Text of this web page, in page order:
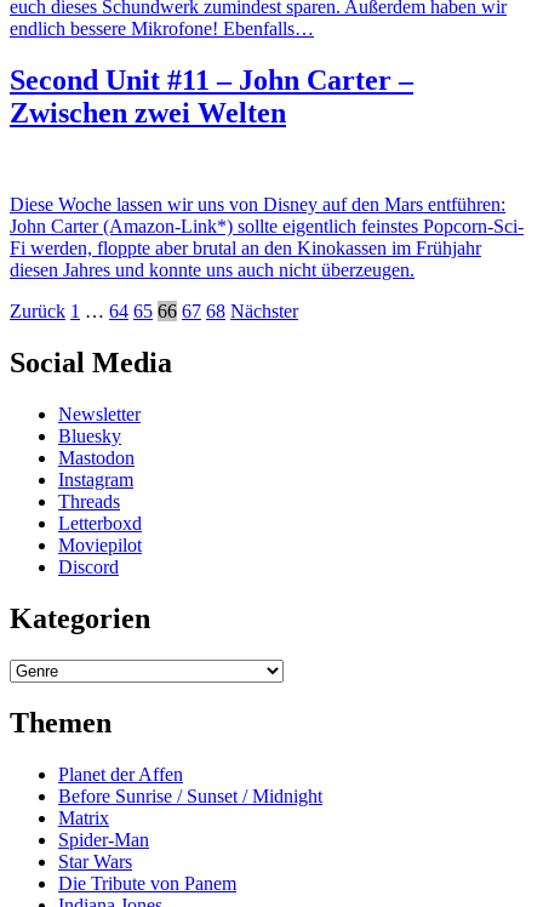
euch dieses Schundwerk zumindest sparen. Außerdem haben wir
endlich bessere Mikrofone! Ebenfalls…
Second Unit #11 – John Carter –
Zwischen zwei Welten
Diese Woche lassen wir uns von Disney auf den Mars entführen:
John Carter (Amazon-Link*) sollte eigentlich feinstes Popcorn-Sci-
Fi werden, floppte aber brutal an den Kinokassen im Frühjahr
diesen Jahres und konnte uns auch nicht überzeugen.
Beitragsnavigation
Zurück 1 … 64 65 66 67 68 Nächster
Social Media
Newsletter
Bluesky
Mastodon
Instagram
Threads
Letterboxd
Moviepilot
Discord
Kategorien
Kategorien
Themen
Planet der Affen
Before Sunrise / Sunset / Midnight
Matrix
Spider-Man
Star Wars
Die Tribute von Panem